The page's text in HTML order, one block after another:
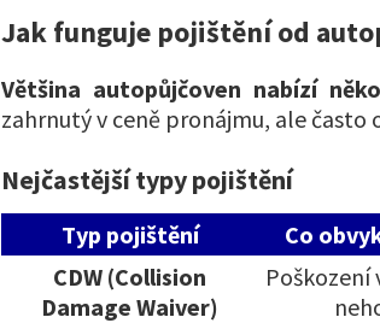
Jak funguje pojištění od
Většina autopůjčoven nabízí
zahrnutý v ceně pronájmu, ale často
Nejčastější typy pojištění
Typ pojištění Co
CDW (Collision
Damage Waiver)
Poškození